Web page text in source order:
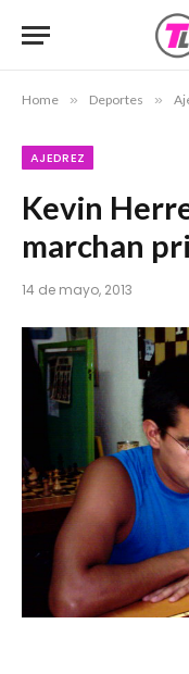
Home » Deportes »
AJEDREZ
Kevin
marchan
14 de mayo, 2013